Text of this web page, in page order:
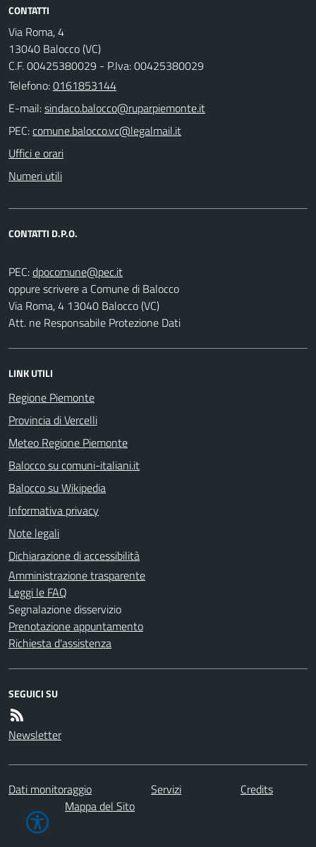
CONTATTI
Via Roma, 4
13040 Balocco (VC)
C.F. 00425380029 - P.Iva: 00425380029
Telefono:0161853144
E-mail:
PEC:
Uffici e orari
Numeri utili
CONTATTI D.P.O.
PEC:
oppure scrivere a Comune di Balocco
Via Roma, 4 13040 Balocco (VC)
Att. ne Responsabile Protezione Dati
LINK UTILI
Regione Piemonte
Provincia di Vercelli
Meteo Regione Piemonte
Balocco su comuni-italiani.it
Balocco su Wikipedia
Informativa privacy
Note legali
Dichiarazione di accessibilità
Amministrazione trasparente
Leggi le FAQ
Segnalazione disservizio
Prenotazione appuntamento
Richiesta d'assistenza
SEGUICI SU
Newsletter
Dati monitoraggio Servizi
Credits
Mappa del Sito